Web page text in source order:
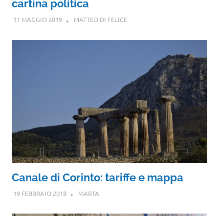
cartina politica
11 MAGGIO 2019 MATTEO DI FELICE
Canale di Corinto: tariffe e mappa
19 FEBBRAIO 2018 MARTA